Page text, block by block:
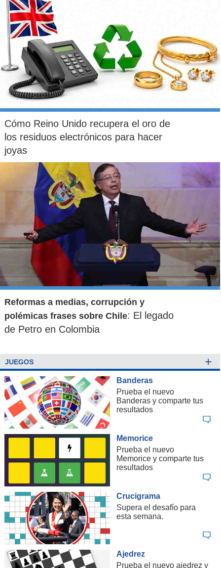
Cómo Reino Unido recupera el oro de
los residuos electrónicos para hacer
joyas
Reformas a medias, corrupción y
polémicas frases sobre Chile: El legado
de Petro en Colombia
JUEGOS +
Banderas
Prueba el nuevo
Banderas y comparte tus
resultados
Memorice
Prueba el nuevo
Memorice y comparte tus
resultados
Crucigrama
Supera el desafío para
esta semana.
Ajedrez
Prueba el nuevo ajedrez y